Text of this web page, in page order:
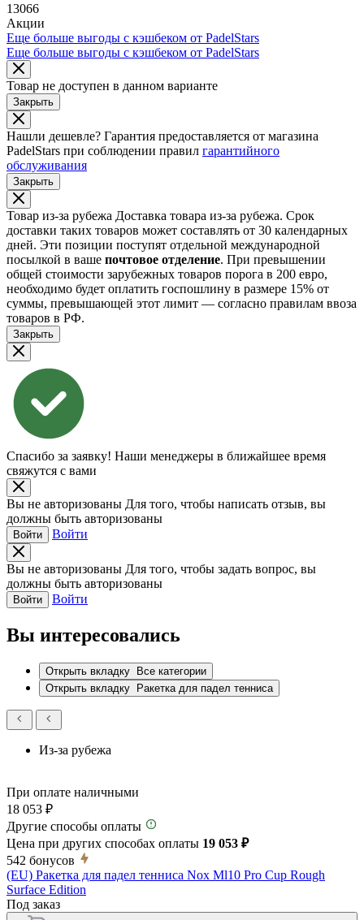
13066
Акции
Еще больше выгоды с кэшбеком от PadelStars
Еще больше выгоды с кэшбеком от PadelStars
Товар не доступен в данном варианте
Закрыть
Нашли дешевле? Гарантия предоставляется от магазина
PadelStars при соблюдении правил гарантийного
обслуживания
Закрыть
Товар из-за рубежа Доставка товара из-за рубежа. Срок
доставки таких товаров может составлять от 30 календарных
дней. Эти позиции поступят отдельной международной
посылкой в ваше почтовое отделение. При превышении
общей стоимости зарубежных товаров порога в 200 евро,
необходимо будет оплатить госпошлину в размере 15% от
суммы, превышающей этот лимит — согласно правилам ввоза
товаров в РФ.
Закрыть
Спасибо за заявку! Наши менеджеры в ближайшее время
свяжутся с вами
Вы не авторизованы Для того, чтобы написать отзыв, вы
должны быть авторизованы
Войти Войти
Вы не авторизованы Для того, чтобы задать вопрос, вы
должны быть авторизованы
Войти Войти
Вы интересовались
Открыть вкладку
Все категории
Открыть вкладку
Ракетка для падел тенниса
Из-за рубежа
При оплате наличными
18 053 ₽
Другие способы оплаты
Цена при других способах оплаты 19 053 ₽
542 бонусов
(EU) Ракетка для падел тенниса Nox Ml10 Pro Cup Rough
Surface Edition
Под заказ